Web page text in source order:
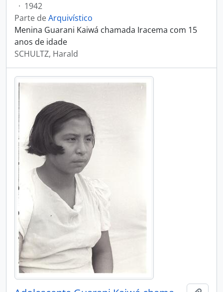
· 1942
Parte deArquivístico
Menina Guarani Kaiwá chamada Iracema com 15
anos de idade
SCHULTZ, Harald